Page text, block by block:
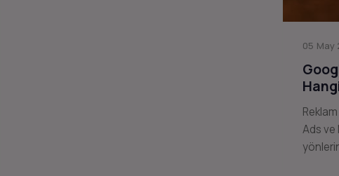
05 May
Ads ve